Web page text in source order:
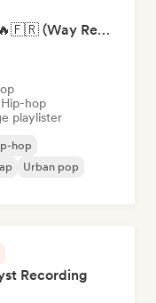
RAP FRANÇAIS 2026 🔥🇫🇷 (Way Records)
Hip-hop
playlister
hop
Urban pop
Recording